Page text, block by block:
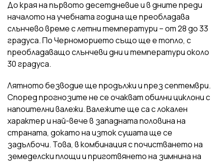
До края на първото десетдневие и в дните преди
началото на учебната година ще преобладава
слънчево време с летни температури – от 28 до 33
градуса. По Черноморието също ще е топло, с
преобладаващо слънчеви дни и температури около
30 градуса.
Лятното безводие ще продължи и през септември.
Според прогнозите не се очакват обилни циклони с
напоителни валежи. Валежите ще са с локален
характер и най-вече в западната половина на
страната, докато на изток сушата ще се
задълбочи. Това, в комбинация с почистването на
земеделски площи и приготвянето на зимнина на